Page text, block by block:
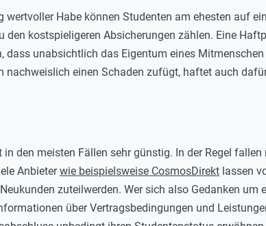
wertvoller Habe können Studenten am ehesten auf
den kostspieligeren Absicherungen zählen. Eine
dass unabsichtlich das Eigentum eines
nachweislich einen Schaden zufügt, haftet auch
den meisten Fällen sehr günstig. In der Regel
Anbieterwie beispielsweise CosmosDirekt lassen
zuteilwerden. Wer sich also Gedanken
über Vertragsbedingungen und